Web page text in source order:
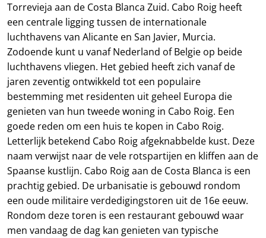
Torrevieja aan de Costa Blanca Zuid. Cabo Roig heeft
een centrale ligging tussen de internationale
luchthavens van Alicante en San Javier, Murcia.
Zodoende kunt u vanaf Nederland of Belgie op beide
luchthavens vliegen. Het gebied heeft zich vanaf de
jaren zeventig ontwikkeld tot een populaire
bestemming met residenten uit geheel Europa die
genieten van hun tweede woning in Cabo Roig. Een
goede reden om een huis te kopen in Cabo Roig.
Letterlijk betekend Cabo Roig afgeknabbelde kust. Deze
naam verwijst naar de vele rotspartijen en kliffen aan de
Spaanse kustlijn. Cabo Roig aan de Costa Blanca is een
prachtig gebied. De urbanisatie is gebouwd rondom
een oude militaire verdedigingstoren uit de 16e eeuw.
Rondom deze toren is een restaurant gebouwd waar
men vandaag de dag kan genieten van typische